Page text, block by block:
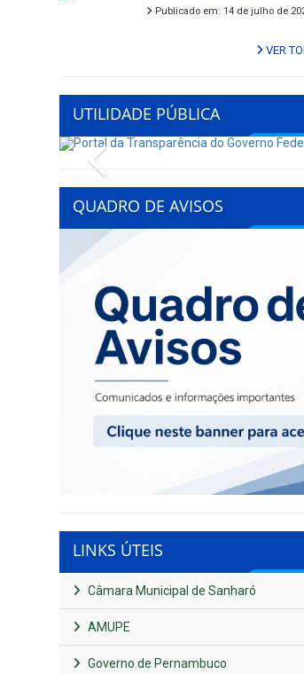
Publicado em: 14 de julho de
VER
UTILIDADE PÚBLICA
Previous
QUADRO DE AVISOS
LINKS ÚTEIS
Câmara Municipal de Sanharó
AMUPE
Governo de Pernambuco